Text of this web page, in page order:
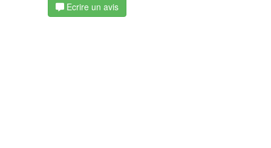
Ecrire un avis